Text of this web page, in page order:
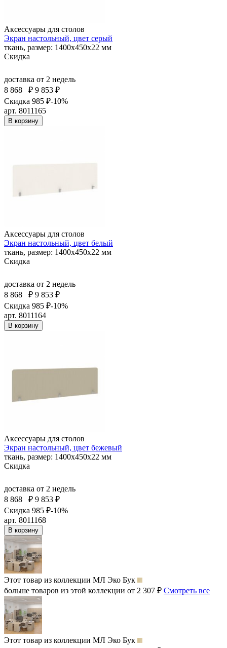
Аксессуары для столов
Экран настольный, цвет серый
ткань, размер: 1400х450х22 мм
Скидка
доставка от 2 недель
8 868
₽ 9 853 ₽
Скидка 985 ₽-10%
арт. 8011165
В корзину
Аксессуары для столов
Экран настольный, цвет белый
ткань, размер: 1400х450х22 мм
Скидка
доставка от 2 недель
8 868
₽ 9 853 ₽
Скидка 985 ₽-10%
арт. 8011164
В корзину
Аксессуары для столов
Экран настольный, цвет бежевый
ткань, размер: 1400х450х22 мм
Скидка
доставка от 2 недель
8 868
₽ 9 853 ₽
Скидка 985 ₽-10%
арт. 8011168
В корзину
Этот товар из коллекции МЛ Эко Бук
больше товаров из этой коллекции от 2 307 ₽ Смотреть все
Этот товар из коллекции МЛ Эко Бук